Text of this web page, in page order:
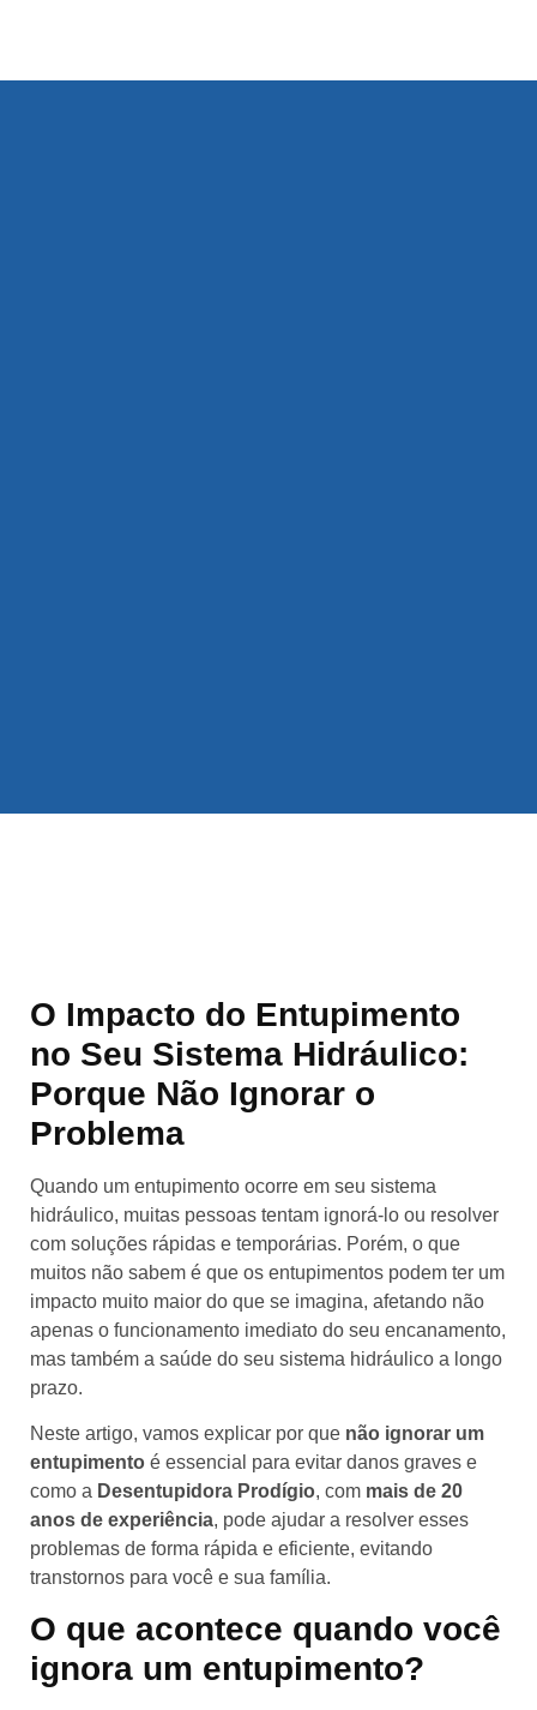
O Impacto do Entupimento
no Seu Sistema Hidráulico:
Porque Não Ignorar o
Problema
Quando um entupimento ocorre em seu sistema
hidráulico, muitas pessoas tentam ignorá-lo ou resolver
com soluções rápidas e temporárias. Porém, o que
muitos não sabem é que os entupimentos podem ter um
impacto muito maior do que se imagina, afetando não
apenas o funcionamento imediato do seu encanamento,
mas também a saúde do seu sistema hidráulico a longo
prazo.
Neste artigo, vamos explicar por que não ignorar um
entupimento é essencial para evitar danos graves e
como a Desentupidora Prodígio, com mais de 20
anos de experiência, pode ajudar a resolver esses
problemas de forma rápida e eficiente, evitando
transtornos para você e sua família.
O que acontece quando você
ignora um entupimento?